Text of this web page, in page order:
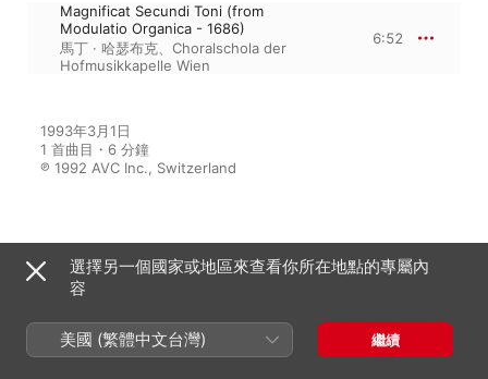
Magnificat Secundi Toni (from
Modulatio Organica - 1686)
馬丁 · 哈瑟布克
Choralschola der
Hofmusikkapelle Wien
6:52
1993年3月1日
1 首曲目・6 分鐘
℗ 1992 AVC Inc., Switzerland
Kerll: Organ Works
馬丁 · 哈瑟布克
選擇另一個國家或地區來查看你所在地點的專屬內
容
美國 (繁體中文台灣) 繼續